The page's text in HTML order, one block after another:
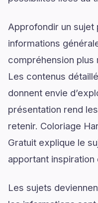
Approfondir un
informations
compréhension plus
Les contenus
donnent envie
présentation rend
retenir. Coloriage
Gratuit explique le
apportant
Les sujets